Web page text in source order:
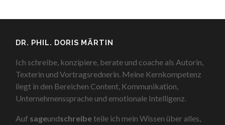
DR. PHIL. DORIS MÄRTIN
Ich schreibe, konzipiere, berate und coache als Autorin,
Texterin und Vortragsrednerin. Meine Kernkompetenz
liegt in den Bereichen Content, Kommunikation,
Unternehmenssprache und emotionale Intelligenz.
Auf sageundschreibeteile ich mein Wissen über alles,